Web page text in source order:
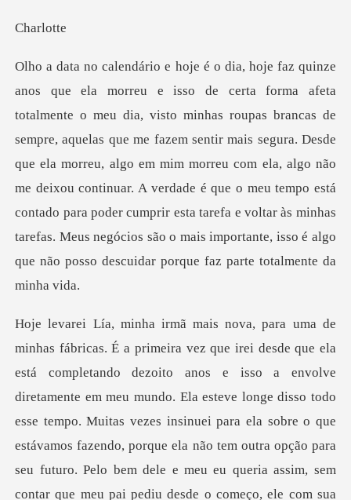
rlo
aquelas que me fazem sentir mais segura. Desde
que ela morreu, algo em mim morreu com ela, algo não
me deixou continuar. A verdade é que o meu tempo está
contado para
todo
esse tempo. Muitas vezes insinuei para ela sobre o que
estávamos fazendo, porque ela não tem outra opção para
seu futuro. Pelo bem dele e meu eu queria assim, sem
contar que meu pai pediu desde o co